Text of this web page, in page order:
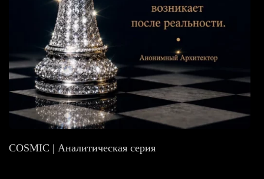
COSMIC | Аналитическая серия